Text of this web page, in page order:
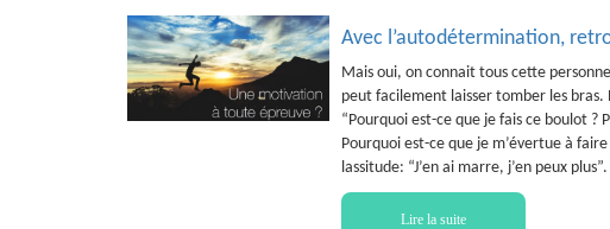
Avec l’autodétermination,
Mais oui, on connait tous cette
peut facilement laisser tomber les
“Pourquoi est-ce que je fais ce boulot
Pourquoi est-ce que je m’évertue à
lassitude: “J’en ai marre, j’en peux plus”.
Lire la suite